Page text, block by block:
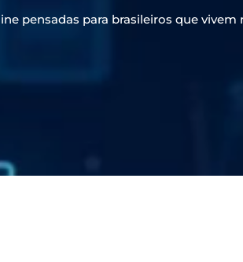
pensadas para brasileiros que vivem